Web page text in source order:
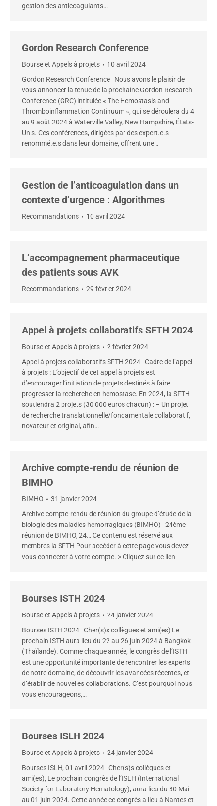
gestion des anticoagulants…
Gordon Research Conference
Bourse et Appels à projets
10 avril 2024
Gordon Research Conference Nous avons le plaisir de
vous annoncer la tenue de la prochaine Gordon Research
Conference (GRC) intitulée « The Hemostasis and
Thromboinflammation Continuum », qui se déroulera du 4
au 9 août 2024 à Waterville Valley, New Hampshire, États-
Unis. Ces conférences, dirigées par des expert.e.s
renommé.e.s dans leur domaine, offrent une…
Gestion de l’anticoagulation dans un
contexte d’urgence : Algorithmes
Recommandations 10 avril 2024
L’accompagnement pharmaceutique
des patients sous AVK
Recommandations 29 février 2024
Appel à projets collaboratifs SFTH 2024
Bourse et Appels à projets
2 février 2024
Appel à projets collaboratifs SFTH 2024 Cadre de l’appel
à projets : L’objectif de cet appel à projets est
d’encourager l’initiation de projets destinés à faire
progresser la recherche en hémostase. En 2024, la SFTH
soutiendra 2 projets (30 000 euros chacun) : – Un projet
de recherche translationnelle/fondamentale collaboratif,
novateur et original, afin…
Archive compte-rendu de réunion de
BIMHO
BIMHO
31 janvier 2024
Archive compte-rendu de réunion du groupe d’étude de la
biologie des maladies hémorragiques (BIMHO) 24ème
réunion de BIMHO, 24… Ce contenu est réservé aux
membres la SFTH Pour accéder à cette page vous devez
vous connecter à votre compte. > Cliquez sur ce lien
Bourses ISTH 2024
Bourse et Appels à projets
24 janvier 2024
Bourses ISTH 2024 Cher(s)s collègues et ami(es) Le
prochain ISTH aura lieu du 22 au 26 juin 2024 à Bangkok
(Thaïlande). Comme chaque année, le congrès de l’ISTH
est une opportunité importante de rencontrer les experts
de notre domaine, de découvrir les avancées récentes, et
d’établir de nouvelles collaborations. C’est pourquoi nous
vous encourageons,…
Bourses ISLH 2024
Bourse et Appels à projets
24 janvier 2024
Bourses ISLH, 01 avril 2024 Cher(s)s collègues et
ami(es), Le prochain congrès de l’ISLH (International
Society for Laboratory Hematology), aura lieu du 30 Mai
au 01 juin 2024. Cette année ce congrès a lieu à Nantes et